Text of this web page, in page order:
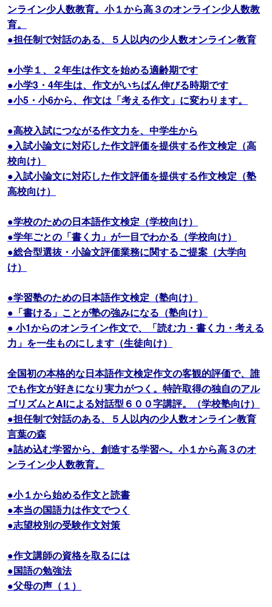
ンライン少人数教育。小１から高３のオンライン少人数教
育。
●担任制で対話のある、５人以内の少人数オンライン教育
●小学１、２年生は作文を始める適齢期です
●小学3・4年生は、作文がいちばん伸びる時期です
●小5・小6から、作文は「考える作文」に変わります。
●高校入試につながる作文力を、中学生から
●入試小論文に対応した作文評価を提供する作文検定（高
校向け）
●入試小論文に対応した作文評価を提供する作文検定（塾
高校向け）
●学校のための日本語作文検定（学校向け）
●学年ごとの「書く力」が一目でわかる（学校向け）
●総合型選抜・小論文評価業務に関するご提案（大学向
け）
●学習塾のための日本語作文検定（塾向け）
●「書ける」ことが塾の強みになる（塾向け）
● 小1からのオンライン作文で、「読む力・書く力・考える
力」を一生ものにします（生徒向け）
全国初の本格的な日本語作文検定作文の客観的評価で、誰
でも作文が好きになり実力がつく。特許取得の独自のアル
ゴリズムとAIによる対話型６００字講評。（学校塾向け）
●担任制で対話のある、５人以内の少人数オンライン教育
言葉の森
●詰め込む学習から、創造する学習へ。小１から高３のオ
ンライン少人数教育。
●小１から始める作文と読書
●本当の国語力は作文でつく
●志望校別の受験作文対策
●作文講師の資格を取るには
●国語の勉強法
●父母の声（１）